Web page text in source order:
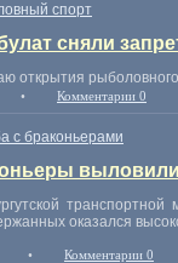
спорт
сняли
открытия
• Комментарии 0
с браконьерами
оказался
• Комментарии 0